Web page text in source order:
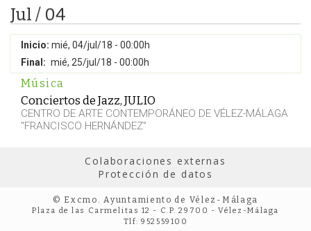
Jul / 04
Inicio: mié, 04/jul/18 - 00:00h
Final: mié, 25/jul/18 - 00:00h
Música
Conciertos de Jazz, JULIO
CENTRO DE ARTE CONTEMPORÁNEO DE VÉLEZ-MÁLAGA
"FRANCISCO HERNÁNDEZ"
Colaboraciones externas
Protección de datos
© Excmo. Ayuntamiento de Vélez-Málaga
Plaza de las Carmelitas 12 - C.P. 29700 - Vélez-Málaga
Tlf: 952559100